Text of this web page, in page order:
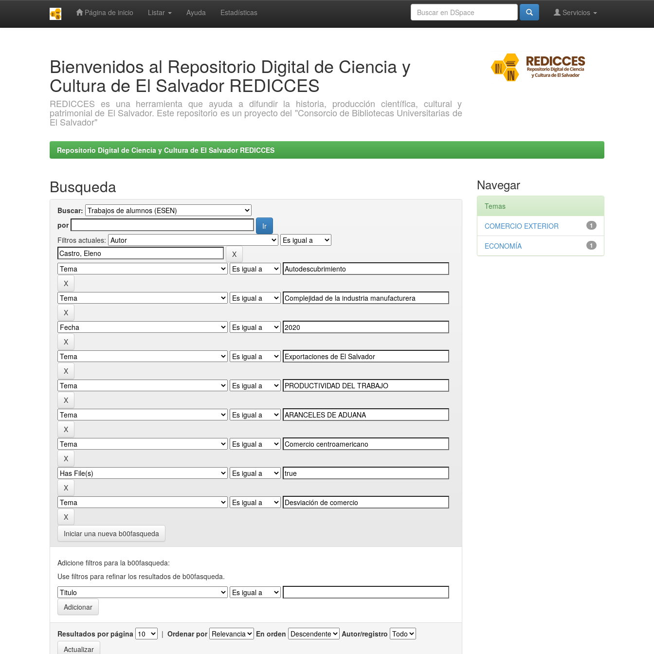
Página de inicio Listar Ayuda Estadísticas Servicios
Bienvenidos al Repositorio Digital de Ciencia y
Cultura de El Salvador REDICCES
REDICCES es una herramienta que ayuda a difundir la historia, producción científica, cultural y
patrimonial de El Salvador. Este repositorio es un proyecto del "Consorcio de Bibliotecas Universitarias de
El Salvador"
Repositorio Digital de Ciencia y Cultura de El Salvador REDICCES
Busqueda
Buscar:
por
Filtros actuales:
Iniciar una nueva b00fasqueda
Adicione filtros para la b00fasqueda:
Use filtros para refinar los resultados de b00fasqueda.
Resultados por página | Ordenar por En orden Autor/registro
Navegar
Temas
1
COMERCIO EXTERIOR
1
ECONOMÍA